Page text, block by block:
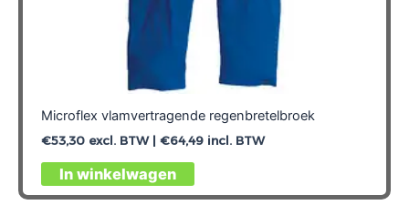
Microflex vlamvertragende regenbretelbroek
€53,30excl. BTW | €64,49incl. BTW
In winkelwagen
Dit
product